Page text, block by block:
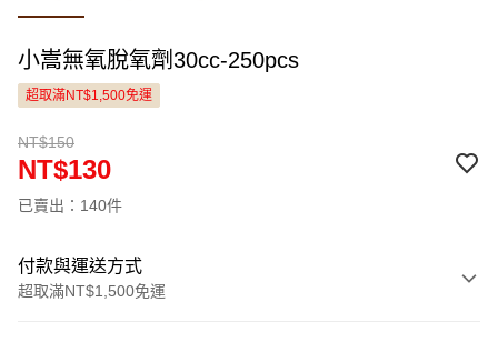
小嵩無氧脫氧劑30cc-250pcs
超取滿NT$1,500免運
NT$150
NT$130
已賣出：140件
付款與運送方式
超取滿NT$1,500免運